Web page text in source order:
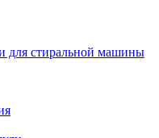
для стиральной машины